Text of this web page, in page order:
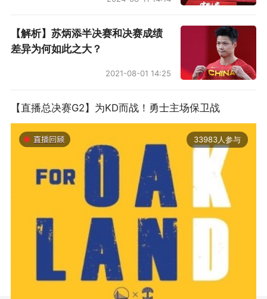
【解析】苏炳添半决赛和决赛成绩
差异为何如此之大？
2021-08-01 14:25
【直播总决赛G2】为KD而战！勇士主场保卫战
33983人参与
2019-06-14 01:03